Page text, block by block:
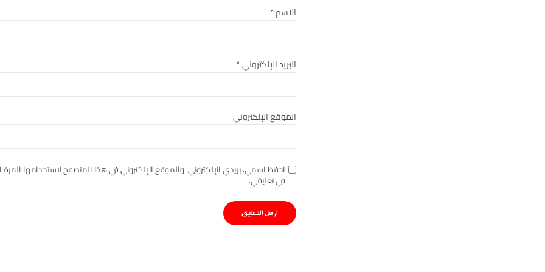
الاسم*
البريد الإلكتروني*
الموقع الإلكتروني
احفظ اسمي، بريدي الإلكتروني، والموقع الإلكتروني في هذا المتصفح لاستخدامها المرة
في تعليقي.